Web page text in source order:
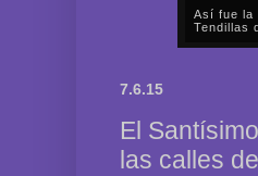
Así fue la
Tendillas
7.6.15
El
las calles